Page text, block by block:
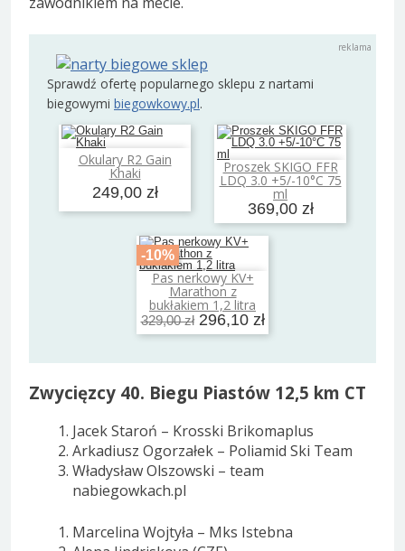
Sprawdź ofertę popularnego sklepu z nartami
biegowymi biegowkowy.pl.
Okulary R2 Gain
Khaki
249,00 zł
Dodaj do koszyka Proszek SKIGO FFR
LDQ 3.0 +5/-10°C 75
ml
369,00 zł
Dodaj do koszyka
-10%
Pas nerkowy KV+
Marathon z
bukłakiem 1,2 litra
329,00 zł 296,10 zł
Dodaj do koszyka
Zwycięzcy 40. Biegu Piastów 12,5 km CT
Jacek Staroń – Krosski Brikomaplus
Arkadiusz Ogorzałek – Poliamid Ski Team
Władysław Olszowski – team
nabiegowkach.pl
Marcelina Wojtyła – Mks Istebna